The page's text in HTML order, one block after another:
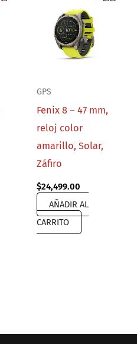
GPS
Fenix 8 – 47 mm,
reloj color
amarillo, Solar,
Záfiro
$24,499.00
AÑADIR AL
CARRITO